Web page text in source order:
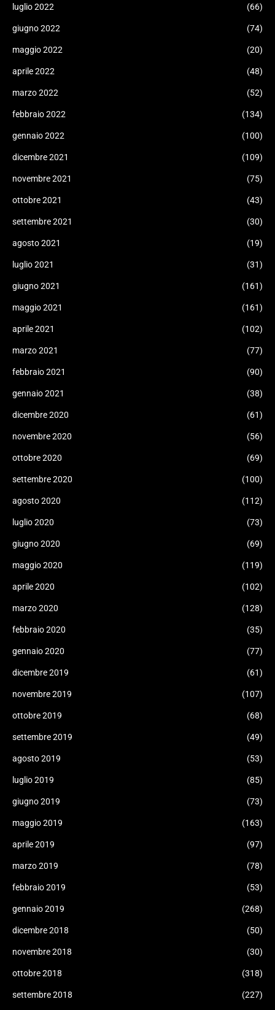
luglio 2022 (66)
giugno 2022 (74)
maggio 2022 (20)
aprile 2022 (48)
marzo 2022 (52)
febbraio 2022 (134)
gennaio 2022 (100)
dicembre 2021 (109)
novembre 2021 (75)
ottobre 2021 (43)
settembre 2021 (30)
agosto 2021 (19)
luglio 2021 (31)
giugno 2021 (161)
maggio 2021 (161)
aprile 2021 (102)
marzo 2021 (77)
febbraio 2021 (90)
gennaio 2021 (38)
dicembre 2020 (61)
novembre 2020 (56)
ottobre 2020 (69)
settembre 2020 (100)
agosto 2020 (112)
luglio 2020 (73)
giugno 2020 (69)
maggio 2020 (119)
aprile 2020 (102)
marzo 2020 (128)
febbraio 2020 (35)
gennaio 2020 (77)
dicembre 2019 (61)
novembre 2019 (107)
ottobre 2019 (68)
settembre 2019 (49)
agosto 2019 (53)
luglio 2019 (85)
giugno 2019 (73)
maggio 2019 (163)
aprile 2019 (97)
marzo 2019 (78)
febbraio 2019 (53)
gennaio 2019 (268)
dicembre 2018 (50)
novembre 2018 (30)
ottobre 2018 (318)
settembre 2018 (227)